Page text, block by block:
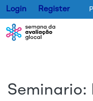
Login Register
Seminario: